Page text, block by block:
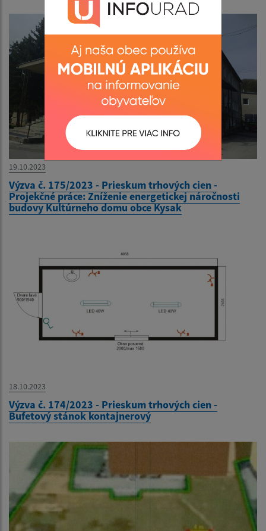
19.10.2023
Výzva č. 175/2023 - Prieskum trhových cien -
Projekčné práce: Zníženie energetickej náročnosti
budovy Kultúrneho domu obce Kysak
18.10.2023
Výzva č. 174/2023 - Prieskum trhových cien -
Bufetový stánok kontajnerový